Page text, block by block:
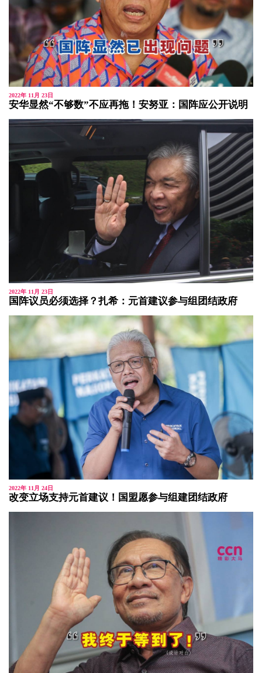
2022年 11月 23日
安华显然“不够数”不应再拖！安努亚：国阵应公开说明
2022年 11月 23日
国阵议员必须选择？扎希：元首建议参与组团结政府
2022年 11月 24日
改变立场支持元首建议！国盟愿参与组建团结政府